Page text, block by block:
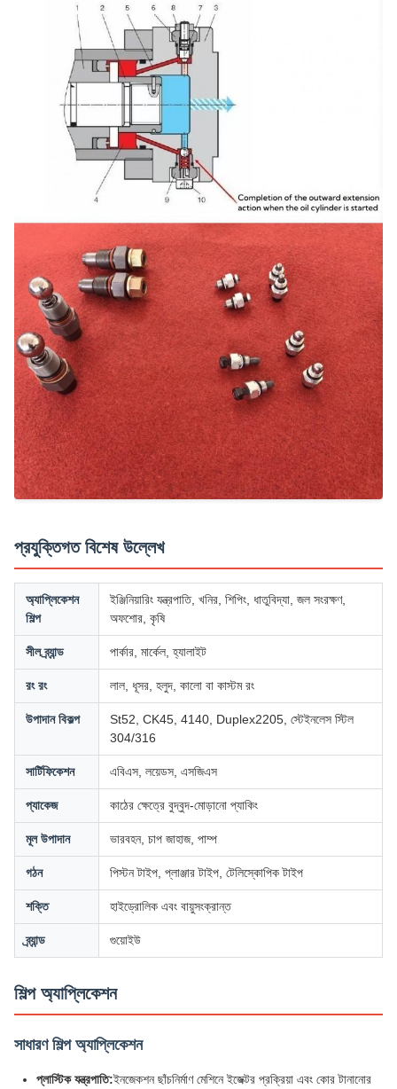
প্রযুক্তিগত বিশেষ উল্লেখ
অ্যাপ্লিকেশন
শিল্প
ইঞ্জিনিয়ারিং যন্ত্রপাতি, খনির, শিপিং, ধাতুবিদ্যা, জল সংরক্ষণ,
অফশোর, কৃষি
সীল ব্র্যান্ড পার্কার, মার্কেল, হ্যালাইট
রং রং লাল, ধূসর, হলুদ, কালো বা কাস্টম রং
উপাদান বিকল্প
St52, CK45, 4140, Duplex2205, স্টেইনলেস স্টিল
304/316
সার্টিফিকেশন এবিএস, লয়েডস, এসজিএস
প্যাকেজ কাঠের ক্ষেত্রে বুদ্বুদ-মোড়ানো প্যাকিং
মূল উপাদান ভারবহন, চাপ জাহাজ, পাম্প
গঠন পিস্টন টাইপ, প্লাঞ্জার টাইপ, টেলিস্কোপিক টাইপ
শক্তি হাইড্রোলিক এবং বায়ুসংক্রান্ত
ব্র্যান্ড গুয়োইউ
শিল্প অ্যাপ্লিকেশন
সাধারণ শিল্প অ্যাপ্লিকেশন
প্লাস্টিক যন্ত্রপাতি:ইনজেকশন ছাঁচনির্মাণ মেশিনে ইজেক্টর প্রক্রিয়া এবং কোর টানানোর